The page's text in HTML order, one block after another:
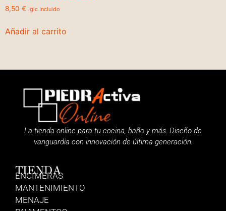
8,50 € Igic Incluido
Añadir al carrito
La tienda online para tu cocina, baño y más. Diseño de
vanguardia con innovación de última generación.
TIENDA
ENCIMERAS
MANTENIMIENTO
MENAJE